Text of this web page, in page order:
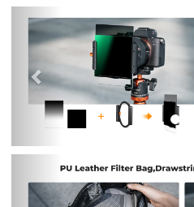
Previous
Previous